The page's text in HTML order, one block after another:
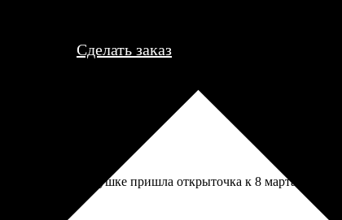
Сделать заказ
дату, и бабушке пришла открыточка к 8 марта